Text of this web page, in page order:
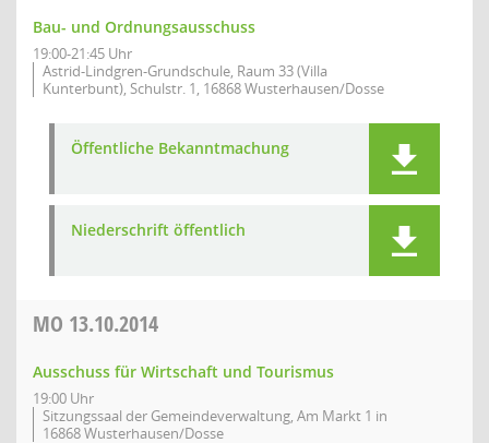
Bau- und Ordnungsausschuss
19:00-21:45 Uhr
Astrid-Lindgren-Grundschule, Raum 33 (Villa
Kunterbunt), Schulstr. 1, 16868 Wusterhausen/Dosse
Öffentliche Bekanntmachung
Niederschrift öffentlich
MO 13.10.2014
Ausschuss für Wirtschaft und Tourismus
19:00 Uhr
Sitzungssaal der Gemeindeverwaltung, Am Markt 1 in
16868 Wusterhausen/Dosse